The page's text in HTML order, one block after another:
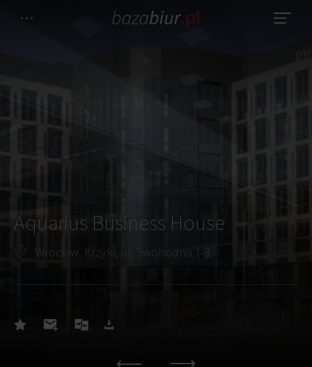
Aquarius Business House
Wrocław, Krzyki, ul. Swobodna 1-3